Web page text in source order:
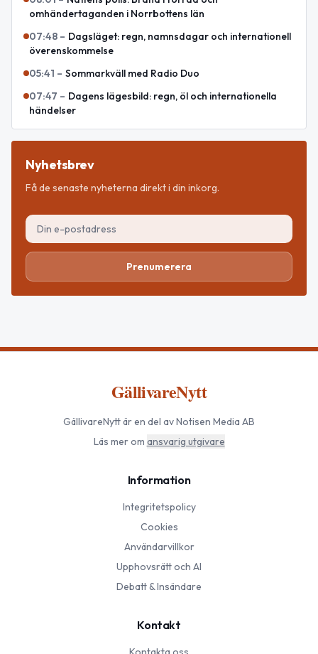
omhändertaganden i Norrbottens län
07:48 – Dagsläget: regn, namnsdagar och internationell
överenskommelse
05:41 – Sommarkväll med Radio Duo
07:47 – Dagens lägesbild: regn, öl och internationella
händelser
Nyhetsbrev
Få de senaste nyheterna direkt i din inkorg.
Prenumerera
GällivareNytt
GällivareNyttär en del av Notisen Media AB
Läs mer om ansvarig utgivare
Information
Integritetspolicy
Cookies
Användarvillkor
Upphovsrätt och AI
Debatt & Insändare
Kontakt